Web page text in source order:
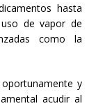
hasta
de vapor de
como la
y
acudir al